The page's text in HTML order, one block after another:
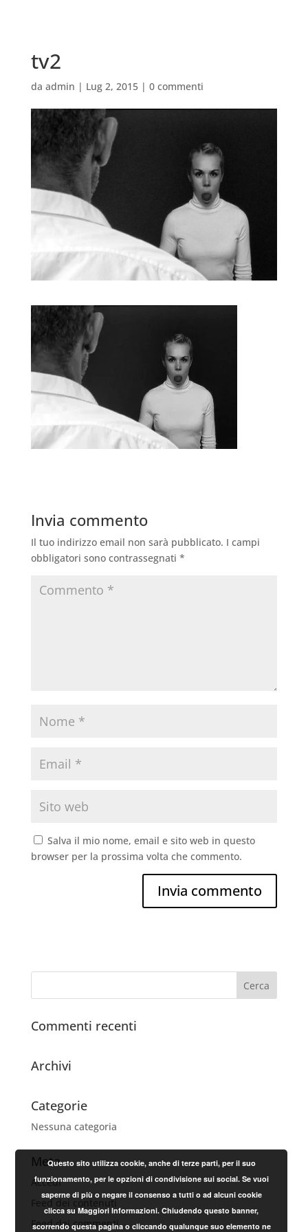
tv2
da admin | Lug 2, 2015| 0 commenti
Invia commento
Il tuo indirizzo email non sarà pubblicato. I campi
obbligatori sono contrassegnati *
Salva il mio nome, email e sito web in questo
browser per la prossima volta che commento.
Commenti recenti
Archivi
Categorie
Nessuna categoria
Meta
Accedi
Feed dei contenuti
Feed dei commenti
Questo sito utilizza cookie, anche di terze parti, per il suo
funzionamento, per le opzioni di condivisione sui social. Se vuoi
saperne di più o negare il consenso a tutti o ad alcuni cookie
clicca su Maggiori Informazioni. Chiudendo questo banner,
scorrendo questa pagina o cliccando qualunque suo elemento ne